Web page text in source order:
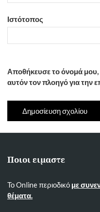
Ιστότοπος
Αποθήκευσε το όνομά μου,
αυτόν τον πλοηγό για την
Ποιοι ειμαστε
Το Online περιοδικό με
θέματα.